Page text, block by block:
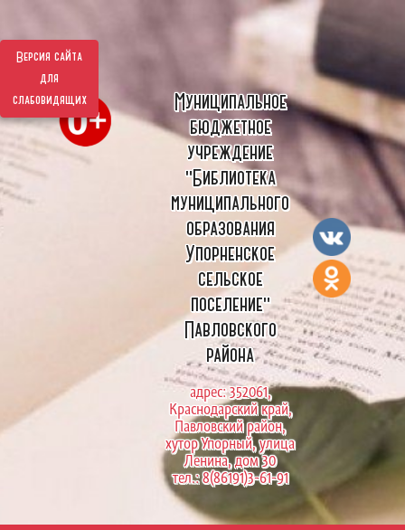
Версия сайта
для
слабовидящих
Муниципальное
бюджетное
учреждение
"Библиотека
муниципального
образования
Упорненское
сельское
поселение"
Павловского
района
адрес: 352061,
Краснодарский край,
Павловский район,
хутор Упорный, улица
Ленина, дом 30
тел.: 8(86191)3-61-91